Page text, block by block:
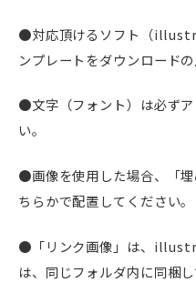
●対応頂けるソフト（
ンプレートをダウンロードの
●文字（フォント）は必ず
い。
●画像を使用した場合、「
ちらかで配置してください。
●「リンク画像」は、
は、同じフォルダ内に同梱し